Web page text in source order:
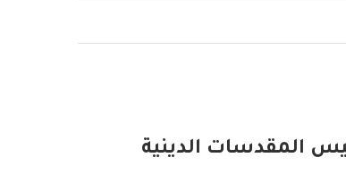
المقدسات الدينية